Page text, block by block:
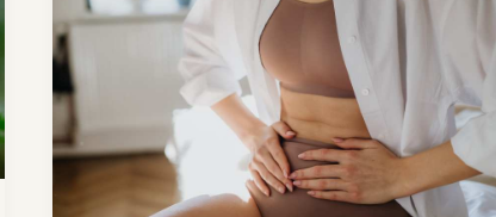
pour
de
l’intestin
irritable